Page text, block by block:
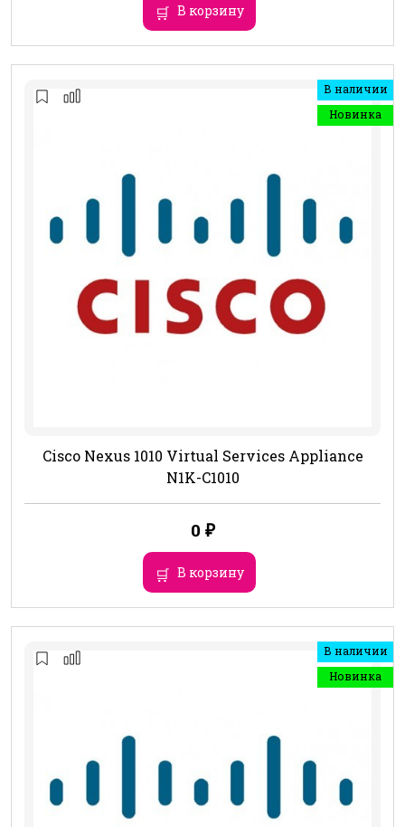
В корзину
В наличии
Новинка
Cisco Nexus 1010 Virtual Services Appliance
N1K-C1010
0 ₽
В корзину
В наличии
Новинка